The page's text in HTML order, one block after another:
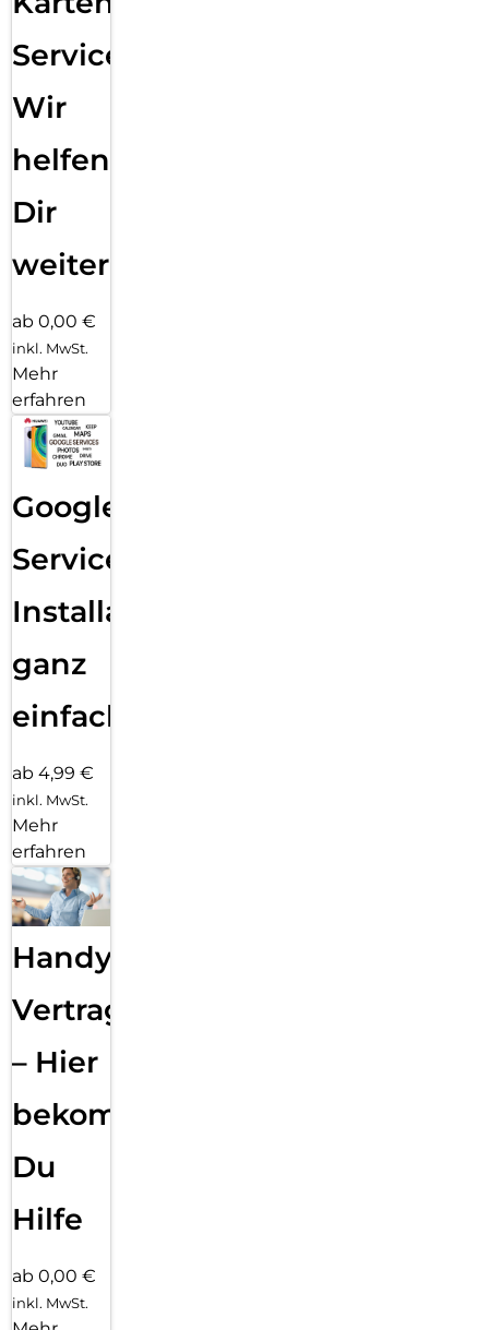
Service:
Wir
helfen
Dir
weiter
ab 0,00 €
inkl. MwSt.
Mehr
erfahren
Google
Services
Installation
ganz
einfach
ab 4,99 €
inkl. MwSt.
Mehr
erfahren
Handy
Vertragsabwicklung
– Hier
bekommst
Du
Hilfe
ab 0,00 €
inkl. MwSt.